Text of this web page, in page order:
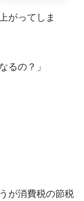
がってしま
るの？」
が消費税の節税